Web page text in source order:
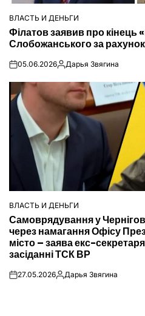
ОПУБЛІКУВАТИ
У
ВЛАСТЬ И ДЕНЬГИ
Філатов заявив про кінець
Слобожанського за
on05.06.2026Опубліковано
Дарья Звягина
ОПУБЛІКУВАТИ
У
ВЛАСТЬ И ДЕНЬГИ
Самоврядування у
через намагання Офісу
місто – заява екс-
засіданні ТСК ВР
on27.05.2026Опубліковано
Дарья Звягина